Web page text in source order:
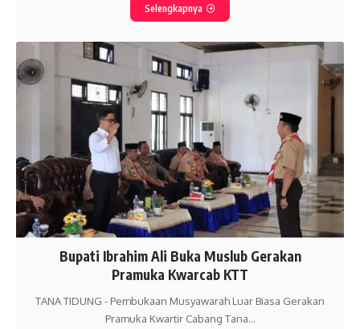
Selengkapnya
Bupati Ibrahim Ali Buka Muslub Gerakan
Pramuka Kwarcab KTT
TANA TIDUNG - Pembukaan Musyawarah Luar Biasa Gerakan
Pramuka Kwartir Cabang Tana…